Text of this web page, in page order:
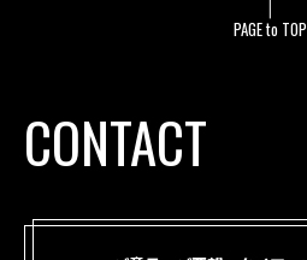
PAGE to TOP
CONTACT